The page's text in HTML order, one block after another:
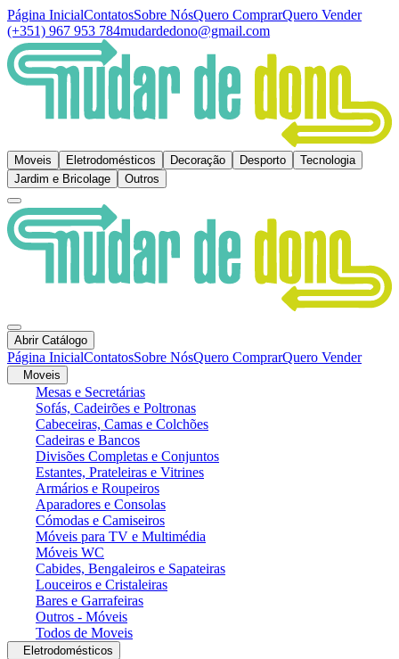
Página InicialContatosSobre NósQuero ComprarQuero Vender
(+351) 967 953 784mudardedono@gmail.com
Moveis Eletrodomésticos Decoração Desporto
Tecnologia
Jardim e Bricolage
Outros
Abrir Catálogo
Página InicialContatosSobre NósQuero ComprarQuero Vender
Moveis
Mesas e Secretárias
Sofás, Cadeirões e Poltronas
Cabeceiras, Camas e Colchões
Cadeiras e Bancos
Divisões Completas e Conjuntos
Estantes, Prateleiras e Vitrines
Armários e Roupeiros
Aparadores e Consolas
Cómodas e Camiseiros
Móveis para TV e Multimédia
Móveis WC
Cabides, Bengaleiros e Sapateiras
Louceiros e Cristaleiras
Bares e Garrafeiras
Outros - Móveis
Todos de Moveis
Eletrodomésticos